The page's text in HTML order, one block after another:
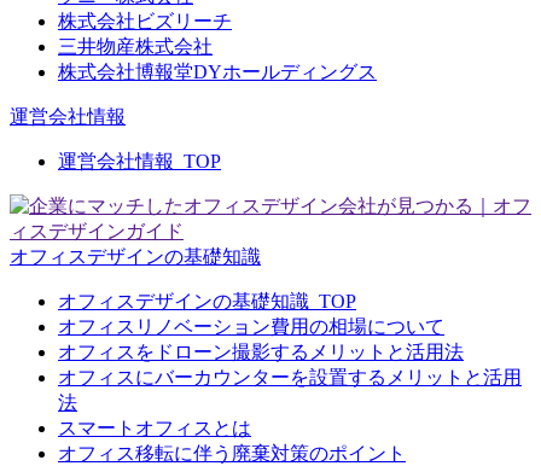
株式会社ビズリーチ
三井物産株式会社
株式会社博報堂DYホールディングス
運営会社情報
運営会社情報_TOP
オフィスデザインの基礎知識
オフィスデザインの基礎知識_TOP
オフィスリノベーション費用の相場について
オフィスをドローン撮影するメリットと活用法
オフィスにバーカウンターを設置するメリットと活用
法
スマートオフィスとは
オフィス移転に伴う廃棄対策のポイント